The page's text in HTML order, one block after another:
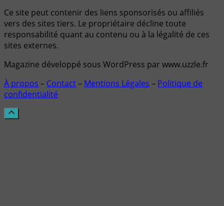
Ce site peut contenir des liens sponsorisés ou affiliés
vers des sites tiers. Le propriétaire décline toute
responsabilité quant au contenu ou à la légalité de ces
sites externes.
Magazine développé sous WordPress par www.uzzle.fr
À propos – Contact– Mentions Légales – Politique de
confidentialité